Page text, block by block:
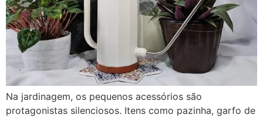
Na jardinagem, os pequenos acessórios são
protagonistas silenciosos. Itens como pazinha, garfo de